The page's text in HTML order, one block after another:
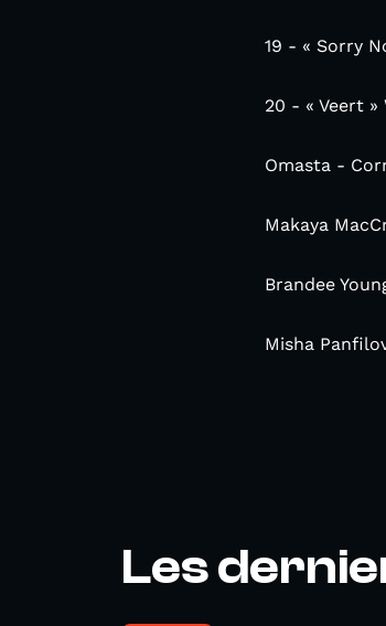
19 - « Sorry
20 - « Veert »
Omasta -
Makaya
Brandee
Misha
Les